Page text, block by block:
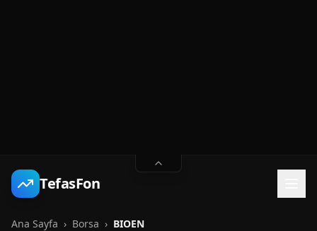
TefasFon
Ana Sayfa › Borsa › BIOEN